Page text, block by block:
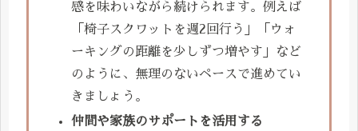
感を味わいながら続けられます。例えば
「椅子スクワットを週2回行う」「ウォ
ーキングの距離を少しずつ増やす」など
のように、無理のないペースで進めてい
きましょう。
仲間や家族のサポートを活用する